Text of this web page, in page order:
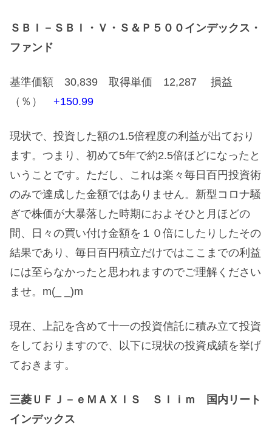
ＳＢＩ－ＳＢＩ・Ｖ・Ｓ＆Ｐ５００インデックス・
ファンド
基準価額 30,839 取得単価 12,287 損益
（％） +150.99
現状で、投資した額の1.5倍程度の利益が出ており
ます。つまり、初めて5年で約2.5倍ほどになったと
いうことです。ただし、これは楽々毎日百円投資術
のみで達成した金額ではありません。新型コロナ騒
ぎで株価が大暴落した時期におよそひと月ほどの
間、日々の買い付け金額を１０倍にしたりしたその
結果であり、毎日百円積立だけではここまでの利益
には至らなかったと思われますのでご理解ください
ませ。m(_ _)m
現在、上記を含めて十一の投資信託に積み立て投資
をしておりますので、以下に現状の投資成績を挙げ
ておきます。
三菱ＵＦＪ－ｅＭＡＸＩＳ Ｓｌｉｍ 国内リート
インデックス